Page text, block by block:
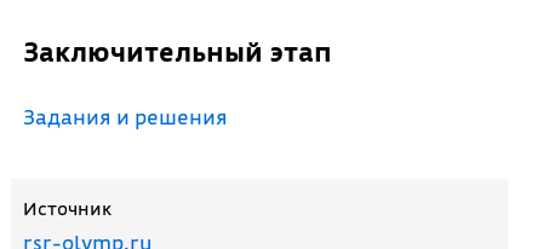
Заключительный этап
Задания и решения
Источник
rsr-olymp.ru